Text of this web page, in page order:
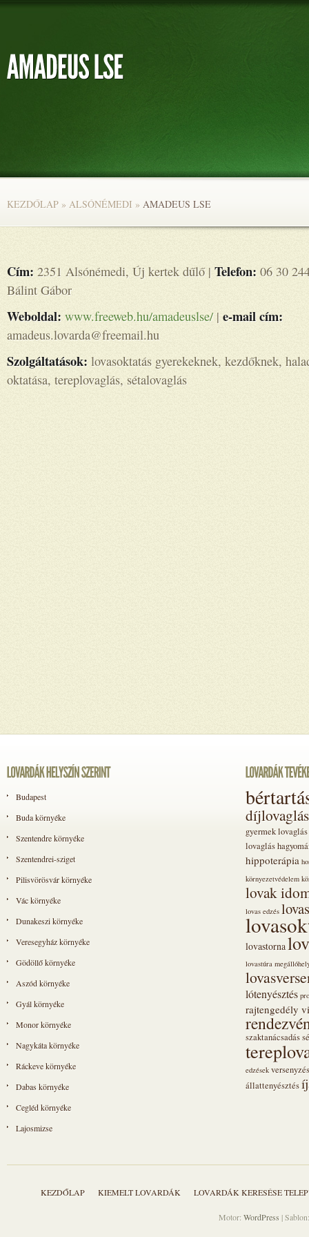
KEZDŐLAP » ALSÓNÉMEDI » AMADEUS LSE
Cím: 2351 Alsónémedi, Új kertek dűlő | Telefon: 06 30
Bálint Gábor
Weboldal: www.freeweb.hu/amadeuslse/| e-mail cím:
amadeus.lovarda@freemail.hu
Szolgáltatások: lovasoktatás gyerekeknek, kezdőknek,
oktatása, tereplovaglás, sétalovaglás
Budapest
Buda környéke
Szentendre környéke
Szentendrei-sziget
Pilisvörösvár környéke
Vác környéke
Dunakeszi környéke
Veresegyház környéke
Gödöllő környéke
Aszód környéke
Gyál környéke
Monor környéke
Nagykáta környéke
Ráckeve környéke
Dabas környéke
Cegléd környéke
Lajosmizse
díjlovaglás
gyermek lovaglás
lovaglás
hippoterápia
környezetvédelem
lovak
lovas edzés
lovastorna
lovastúra
lótenyésztés
rajtengedély
szaktanácsadás
edzések versenyzés
állattenyésztés
KEZDŐLAP KIEMELT LOVARDÁK LOVARDÁK KERESÉSE
Motor:WordPress |